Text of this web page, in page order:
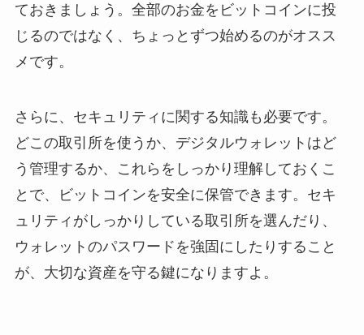
ておきましょう。全部のお金をビットコインに投
じるのではなく、ちょっとずつ始めるのがオスス
メです。
さらに、セキュリティに関する知識も必要です。
どこの取引所を使うか、デジタルウォレットはど
う管理するか、これらをしっかり理解しておくこ
とで、ビットコインを安全に保管できます。セキ
ュリティがしっかりしている取引所を選んだり、
ウォレットのパスワードを強固にしたりすること
が、大切な資産を守る鍵になりますよ。